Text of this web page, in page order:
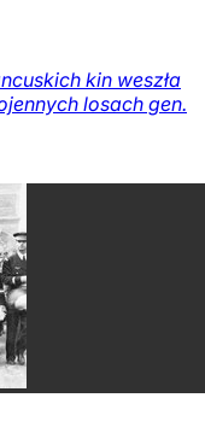
kin weszła
losach gen.